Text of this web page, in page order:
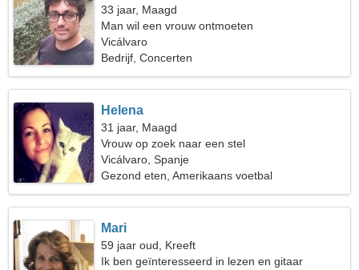
33 jaar, Maagd
Man wil een vrouw ontmoeten
Vicálvaro
Bedrijf, Concerten
Helena
31 jaar, Maagd
Vrouw op zoek naar een stel
Vicálvaro, Spanje
Gezond eten, Amerikaans voetbal
Mari
59 jaar oud, Kreeft
Ik ben geïnteresseerd in lezen en gitaar